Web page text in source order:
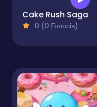
Cake Rush Saga
0 (0 Голосів)